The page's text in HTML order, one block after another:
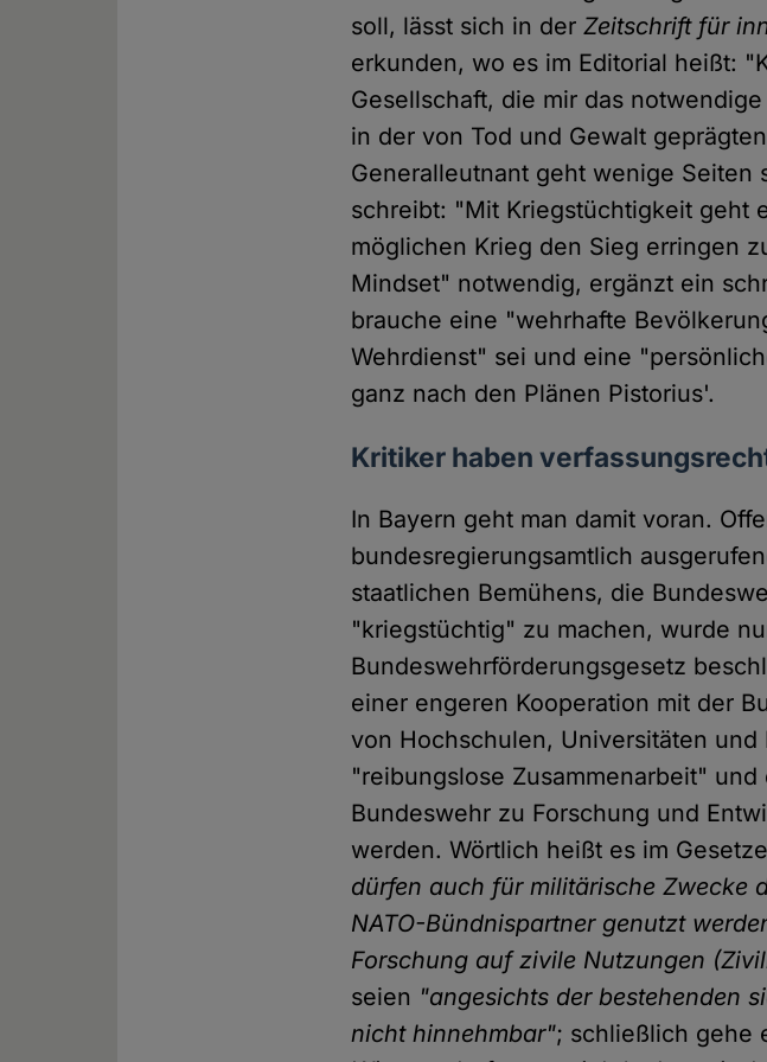
soll, lässt sich in derZeitschrift für
erkunden, wo es im Editorial heißt:
Gesellschaft, die mir das
in der von Tod und Gewalt
Generalleutnant geht wenige
schreibt: "Mit Kriegstüchtigkeit geht
möglichen Krieg den Sieg erringen
Mindset" notwendig, ergänzt ein
brauche eine "wehrhafte
Wehrdienst" sei und eine
ganz nach den Plänen Pistorius'.
Kritiker haben
In Bayern geht man damit voran.
bundesregierungsamtlich
staatlichen Bemühens, die
"kriegstüchtig" zu machen, wurde
Bundeswehrförderungsgesetz
einer engeren Kooperation mit der
von Hochschulen, Universitäten
"reibungslose Zusammenarbeit"
Bundeswehr zu Forschung und
werden. Wörtlich heißt es im
dürfen auch für militärische Zwecke
NATO-Bündnispartner genutzt
Forschung auf zivile Nutzungen
seien "angesichts der bestehenden
nicht hinnehmbar"; schließlich gehe